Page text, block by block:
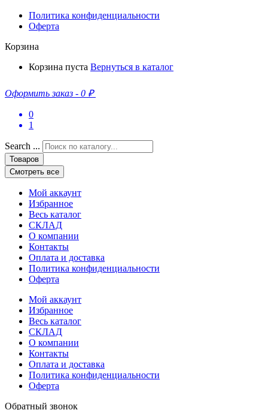
Политика конфиденциальности
Оферта
Корзина
Корзина пуста Вернуться в каталог
Оформить заказ - 0 ₽
0
1
Search ...
Товаров
Смотреть все
Мой аккаунт
Избранное
Весь каталог
СКЛАД
О компании
Контакты
Оплата и доставка
Политика конфиденциальности
Оферта
Мой аккаунт
Избранное
Весь каталог
СКЛАД
О компании
Контакты
Оплата и доставка
Политика конфиденциальности
Оферта
Обратный звонок